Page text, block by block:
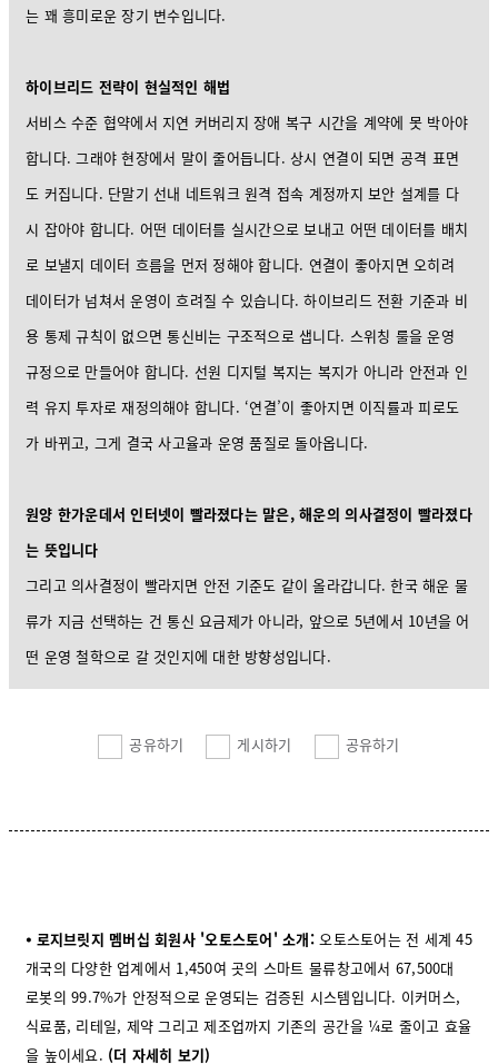
는 꽤 흥미로운 장기 변수입니다.
하이브리드 전략이 현실적인 해법
서비스 수준 협약에서 지연 커버리지 장애 복구 시간을 계약에 못 박아야
합니다. 그래야 현장에서 말이 줄어듭니다. 상시 연결이 되면 공격 표면
도 커집니다. 단말기 선내 네트워크 원격 접속 계정까지 보안 설계를 다
시 잡아야 합니다. 어떤 데이터를 실시간으로 보내고 어떤 데이터를 배치
로 보낼지 데이터 흐름을 먼저 정해야 합니다. 연결이 좋아지면 오히려
데이터가 넘쳐서 운영이 흐려질 수 있습니다. 하이브리드 전환 기준과 비
용 통제 규칙이 없으면 통신비는 구조적으로 샙니다. 스위칭 룰을 운영
규정으로 만들어야 합니다. 선원 디지털 복지는 복지가 아니라 안전과 인
력 유지 투자로 재정의해야 합니다. ‘연결’이 좋아지면 이직률과 피로도
가 바뀌고, 그게 결국 사고율과 운영 품질로 돌아옵니다.
원양 한가운데서 인터넷이 빨라졌다는 말은, 해운의 의사결정이 빨라졌다
는 뜻입니다
그리고 의사결정이 빨라지면 안전 기준도 같이 올라갑니다. 한국 해운 물
류가 지금 선택하는 건 통신 요금제가 아니라, 앞으로 5년에서 10년을 어
떤 운영 철학으로 갈 것인지에 대한 방향성입니다.
공유하기 게시하기 공유하기
⦁ 로지브릿지 멤버십 회원사 '오토스토어' 소개:오토스토어는 전 세계 45
개국의 다양한 업계에서 1,450여 곳의 스마트 물류창고에서 67,500대
로봇의 99.7%가 안정적으로 운영되는 검증된 시스템입니다. 이커머스,
식료품, 리테일, 제약 그리고 제조업까지 기존의 공간을 ¼로 줄이고 효율
을 높이세요. (더 자세히 보기)